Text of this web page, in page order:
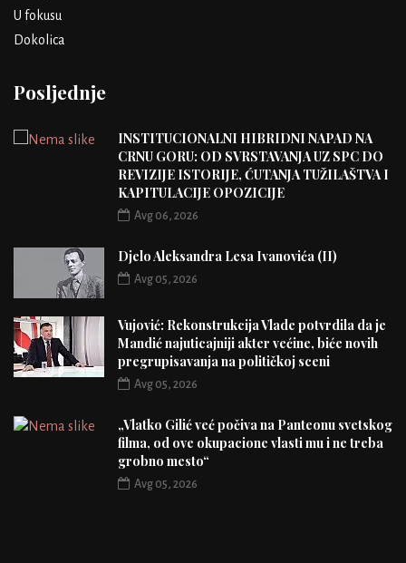
U fokusu
Dokolica
Posljednje
INSTITUCIONALNI HIBRIDNI NAPAD NA
CRNU GORU: OD SVRSTAVANJA UZ SPC DO
REVIZIJE ISTORIJE, ĆUTANJA TUŽILAŠTVA I
KAPITULACIJE OPOZICIJE
Avg 06, 2026
Djelo Aleksandra Lesa Ivanovića (II)
Avg 05, 2026
Vujović: Rekonstrukcija Vlade potvrdila da je
Mandić najuticajniji akter većine, biće novih
pregrupisavanja na političkoj sceni
Avg 05, 2026
„Vlatko Gilić već počiva na Panteonu svetskog
filma, od ove okupacione vlasti mu i ne treba
grobno mesto“
Avg 05, 2026